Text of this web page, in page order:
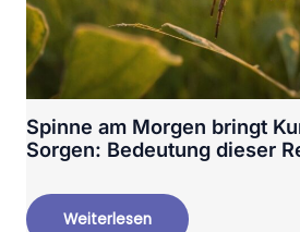
Spinne am Morgen bringt
Sorgen: Bedeutung dieser
Weiterlesen